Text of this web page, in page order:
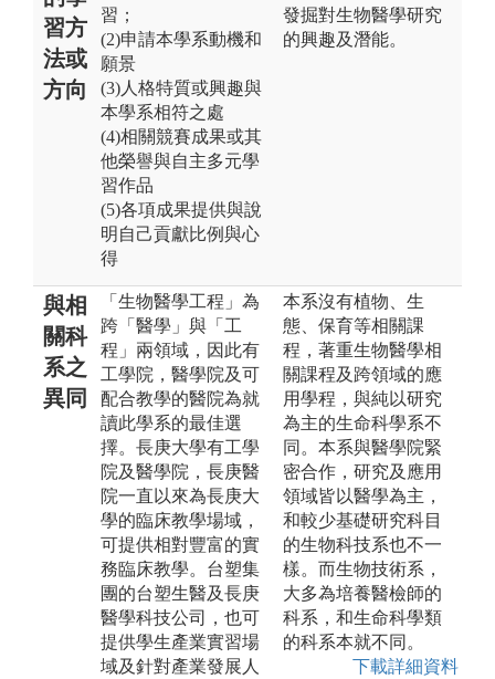
習方
法或
方向
習；
(2)申請本學系動機和
願景
(3)人格特質或興趣與
本學系相符之處
(4)相關競賽成果或其
他榮譽與自主多元學
習作品
(5)各項成果提供與說
明自己貢獻比例與心
得
發掘對生物醫學研究
的興趣及潛能。
與相
關科
系之
異同
「生物醫學工程」為
跨「醫學」與「工
程」兩領域，因此有
工學院，醫學院及可
配合教學的醫院為就
讀此學系的最佳選
擇。長庚大學有工學
院及醫學院，長庚醫
院一直以來為長庚大
學的臨床教學場域，
可提供相對豐富的實
務臨床教學。台塑集
團的台塑生醫及長庚
醫學科技公司，也可
提供學生產業實習場
域及針對產業發展人
本系沒有植物、生
態、保育等相關課
程，著重生物醫學相
關課程及跨領域的應
用學程，與純以研究
為主的生命科學系不
同。本系與醫學院緊
密合作，研究及應用
領域皆以醫學為主，
和較少基礎研究科目
的生物科技系也不一
樣。而生物技術系，
大多為培養醫檢師的
科系，和生命科學類
的科系本就不同。
下載詳細資料